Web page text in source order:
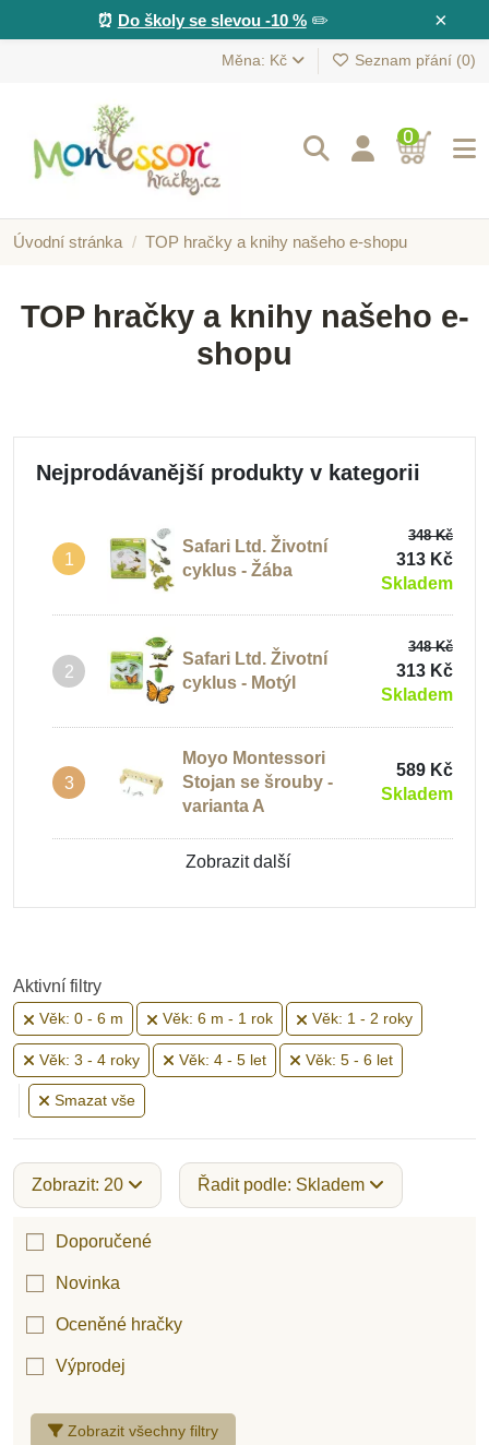
×
⏰ Do školy se slevou -10 %✏️
Měna: Kč Seznam přání (0)
0
Úvodní stránka TOP hračky a knihy našeho e-shopu
TOP hračky a knihy našeho e-
shopu
Nejprodávanější produkty v kategorii
1
Safari Ltd. Životní
cyklus - Žába
348 Kč
313 Kč
Skladem
2
Safari Ltd. Životní
cyklus - Motýl
348 Kč
313 Kč
Skladem
3
Moyo Montessori
Stojan se šrouby -
varianta A
589 Kč
Skladem
Zobrazit další
Aktivní filtry
Věk: 0 - 6 m Věk: 6 m - 1 rok Věk: 1 - 2 roky
Věk: 3 - 4 roky Věk: 4 - 5 let Věk: 5 - 6 let
Smazat vše
Zobrazit: 20 Řadit podle: Skladem
Zobrazit všechny filtry
Doporučené
Novinka
Oceněné hračky
Výprodej